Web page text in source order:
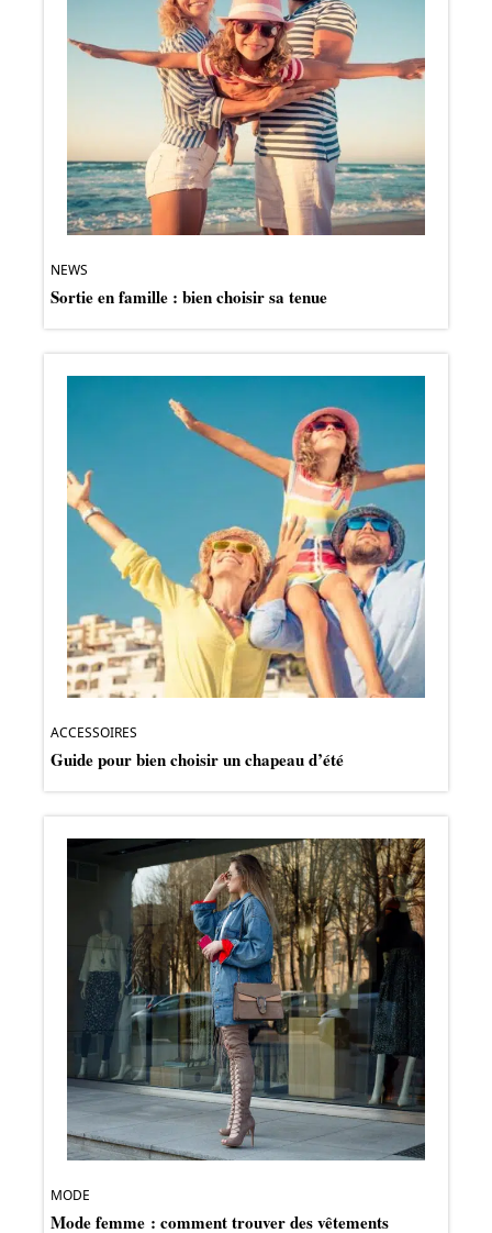
NEWS
Sortie en famille : bien choisir sa tenue
ACCESSOIRES
Guide pour bien choisir un chapeau d’été
MODE
Mode femme : comment trouver des vêtements